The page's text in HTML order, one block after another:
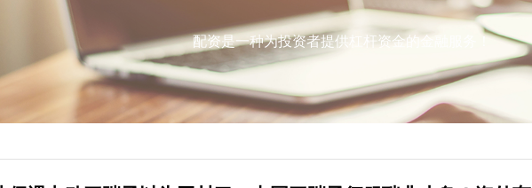
配资是一种为投资者提供杠杆资金的金融服务！